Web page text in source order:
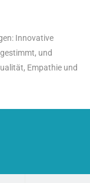
Innovative
und
Empathie und